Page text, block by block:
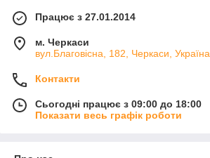
Працює з 27.01.2014
м. Черкаси
вул.Благовісна, 182, Черкаси, Україна
Контакти
Сьогодні працює з 09:00 до 18:00
Показати весь графік роботи